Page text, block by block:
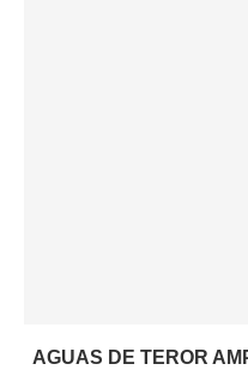
AGUAS DE TEROR